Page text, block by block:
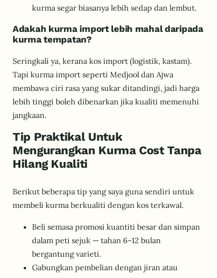
kurma segar biasanya lebih sedap dan lembut.
Adakah kurma import lebih mahal daripada
kurma tempatan?
Seringkali ya, kerana kos import (logistik, kastam).
Tapi kurma import seperti Medjool dan Ajwa
membawa ciri rasa yang sukar ditandingi, jadi harga
lebih tinggi boleh dibenarkan jika kualiti memenuhi
jangkaan.
Tip Praktikal Untuk
Mengurangkan Kurma Cost Tanpa
Hilang Kualiti
Berikut beberapa tip yang saya guna sendiri untuk
membeli kurma berkualiti dengan kos terkawal.
Beli semasa promosi kuantiti besar dan simpan
dalam peti sejuk — tahan 6–12 bulan
bergantung varieti.
Gabungkan pembelian dengan jiran atau